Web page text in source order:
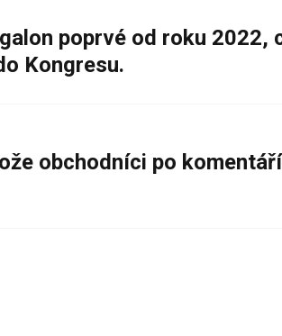
poprvé od roku 2022,
Kongresu.
obchodníci po